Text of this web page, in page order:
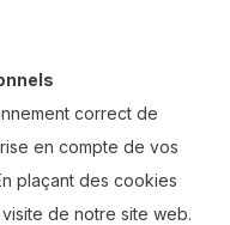
correct de
en compte de vos
plaçant des cookies
de notre site web.